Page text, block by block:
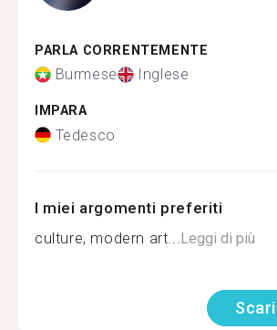
PARLA CORRENTEMENTE
Burmese Inglese
IMPARA
Tedesco
I miei argomenti preferiti
culture, modern art... Leggi di più